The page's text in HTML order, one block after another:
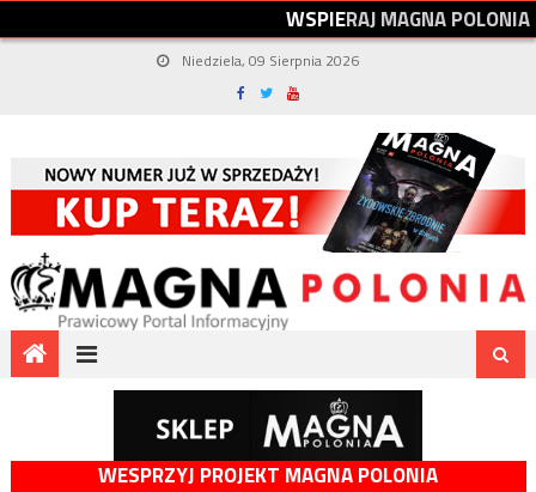
WSPIERAJMAGNAPOLONIA
Niedziela, 09 Sierpnia 2026
WESPRZYJ PROJEKT MAGNA POLONIA